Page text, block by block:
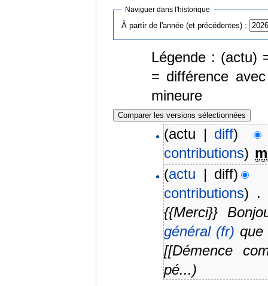
Naviguer dans l'historique
À partir de l'année (et précédentes) :
Légende : (actu)
= différence
mineure
(actu | diff)
contributions) m
(actu | diff)
contributions) .
{{Merci}}
général (fr) que
[[Démence
pé...)